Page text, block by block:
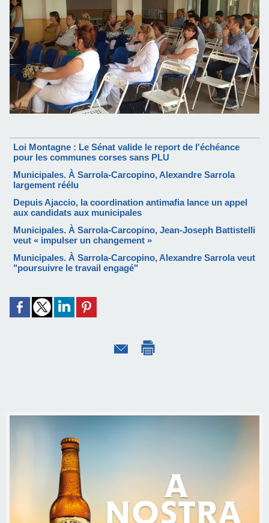
Loi Montagne : Le Sénat valide le report de l'échéance
pour les communes corses sans PLU
Municipales. À Sarrola-Carcopino, Alexandre Sarrola
largement réélu
Depuis Ajaccio, la coordination antimafia lance un appel
aux candidats aux municipales
Municipales. À Sarrola-Carcopino, Jean-Joseph Battistelli
veut « impulser un changement »
Municipales. À Sarrola-Carcopino, Alexandre Sarrola veut
"poursuivre le travail engagé"